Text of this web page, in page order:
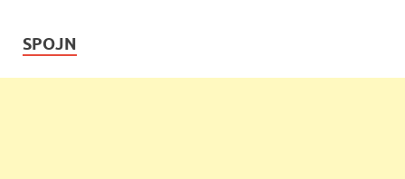
SPOJN